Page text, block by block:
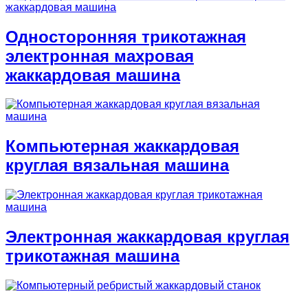
Односторонняя трикотажная
электронная махровая
жаккардовая машина
Компьютерная жаккардовая
круглая вязальная машина
Электронная жаккардовая круглая
трикотажная машина